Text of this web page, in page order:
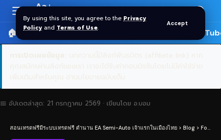
By using this site, you agree to the Privacy
Policy and Terms of Use.
Accept
Resizer
Aa
🏠 หน้าแรก ราคาทอง SPDR 🎬
📅 อัปเดตล่าสุด: 21 กรกฎาคม 2569 · เขียนโดย อ.บอม
สอนเทรดฟรีมีระบบเทรดฟรี ตำนาน EA Semi-Auto เจ้าแรกในเมืองไทย > Blog > Forex Trading